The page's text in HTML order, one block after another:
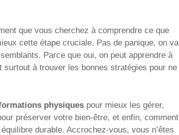
que vous cherchez à comprendre ce que
cette étape cruciale. Pas de panique, on va
Parce que oui, on peut apprendre à
à trouver les bonnes stratégies pour ne
physiques pour mieux les gérer,
préserver votre bien-être, et enfin, comment
durable. Accrochez-vous, vous n’êtes